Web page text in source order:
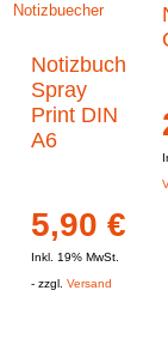
Notizbuch
Spray
Print DIN
A6
5,90 €
Inkl. 19% MwSt.
zzgl. Versand